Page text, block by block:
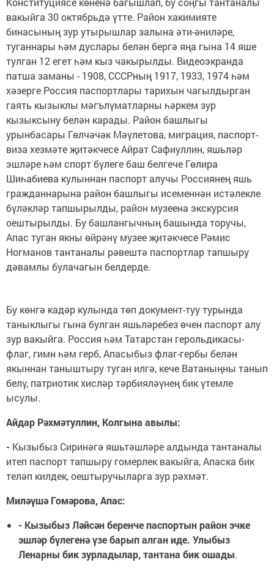
вакыйга 30 октябрьдә үтте. Район хакимияте
бинасының зур утырышлар залына әти-әниләре,
туганнары һәм дуслары белән бергә яңа гына 14 яше
тулган 12 егет һәм кыз чакырылды. Видеоэкранда
патша заманы - 1908, СССРның 1917, 1933, 1974 һәм
хәзерге Россия паспортлары тарихын чагылдырган
гаять кызыклы мәгълүматларны һәркем зур
кызыксыну белән карады. Район башлыгы
урынбасары Гөлчәчәк Мәүлетова, миграция, паспорт-
виза хезмәте җитәкчесе Айрат Сафиуллин, яшьләр
эшләре һәм спорт бүлеге баш белгече Гөлира
Шиһабиева кулыннан паспорт алучы Россиянең яшь
гражданнарына район башлыгы исеменнән истәлекле
бүләкләр тапшырылды, район музеена экскурсия
оештырылды. Бу башлангычның башында торучы,
Апас туган якны өйрәнү музее җитәкчесе Рәмис
Ногманов тантаналы рәвештә паспортлар тапшыру
дәвамлы булачагын белдерде.
Бу көнгә кадәр кулында төп документ-туу турында
таныклыгы гына булган яшьләребез өчен паспорт алу
зур вакыйга. Россия һәм Татарстан герольдикасы-
флаг, гимн һәм герб, Апасыбыз флаг-гербы белән
якыннан таныштыру туган илгә, кече Ватаныңны танып
белү, патриотик хисләр тәрбияләүнең бик үтемле
ысулы.
Айдар Рәхмәтуллин, Колгына авылы:
- Кызыбыз Сиринәгә яшьтәшләре алдында тантаналы
итеп паспорт тапшыру гомерлек вакыйга, Апаска бик
теләп килдек, оештыручыларга зур рәхмәт.
Миләүшә Гомәрова, Апас:
- Кызыбыз Ләйсән беренче паспортын район эчке
эшләр бүлегенә үзе барып алган иде. Улыбыз
Ленарны бик зурладылар, тантана бик ошады.